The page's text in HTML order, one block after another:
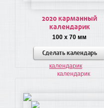
2020 карманный
календарик
100 x 70 мм
Сделать календарь